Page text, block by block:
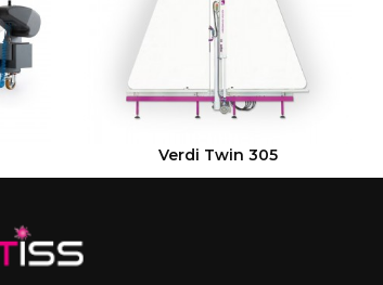
VOIR LE PRODUIT
Verdi Twin 305